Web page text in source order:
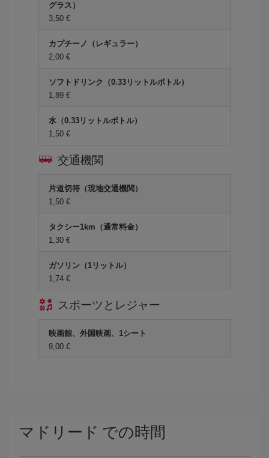
グラス）
3,50 €
カプチーノ（レギュラー）
2,00 €
ソフトドリンク（0.33リットルボトル）
1,89 €
水（0.33リットルボトル）
1,50 €
交通機関
片道切符（現地交通機関）
1,50 €
タクシー1km（通常料金）
1,30 €
ガソリン（1リットル）
1,74 €
スポーツとレジャー
映画館、外国映画、1シート
9,00 €
マドリード での時間